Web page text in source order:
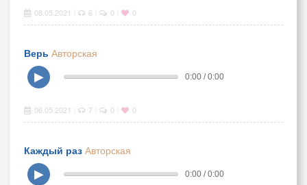
08.05.2021 6 0 0
Верь Авторская
▶
0:00 / 0:00
06.05.2021 7 0 0
Каждый раз Авторская
▶
0:00 / 0:00